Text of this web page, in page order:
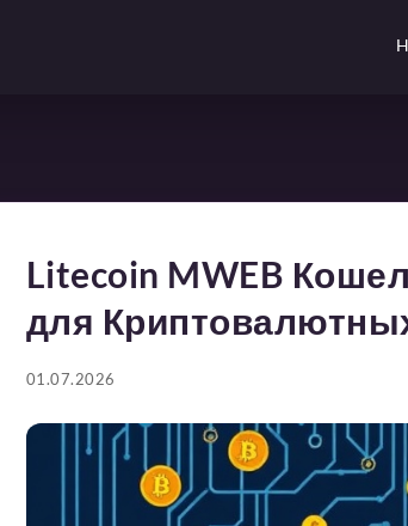
Litecoin MWEB
для
01.07.2026